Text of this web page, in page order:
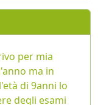
per mia
ma in
di 9anni lo
degli esami